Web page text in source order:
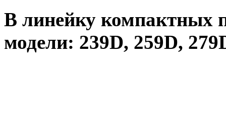
В линейку компактных
модели: 239D, 259D,